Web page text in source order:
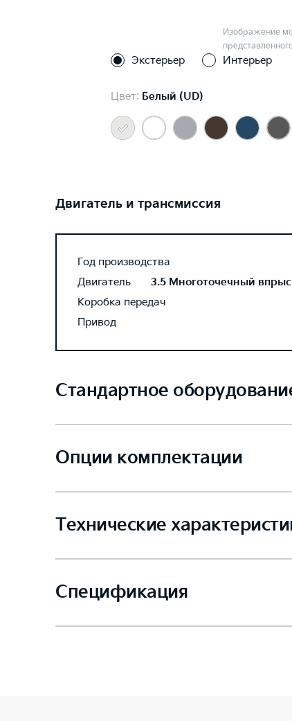
Изображение
Экстерьер Интерьер
Цвет: Белый (UD)
Двигатель и трансмиссия
Год производства
Двигатель
3.5 Многоточечный
Коробка передач
Привод
Стандартное
Опции комплектации
Технические
Спецификация